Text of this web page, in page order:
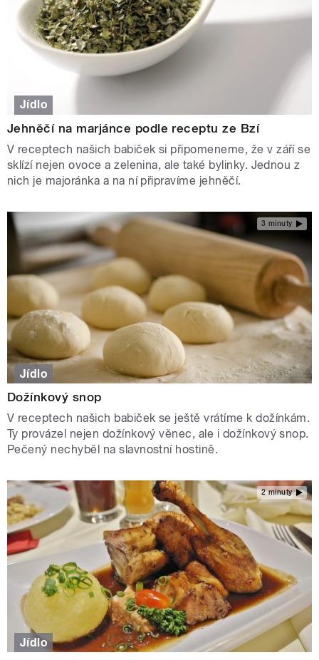
Jídlo
Jehněčí na marjánce podle receptu ze Bzí
V receptech našich babiček si připomeneme, že v září se
sklízí nejen ovoce a zelenina, ale také bylinky. Jednou z
nich je majoránka a na ní připravíme jehněčí.
3 minuty
Jídlo
Dožínkový snop
V receptech našich babiček se ještě vrátíme k dožínkám.
Ty provázel nejen dožínkový věnec, ale i dožínkový snop.
Pečený nechyběl na slavnostní hostině.
2 minuty
Jídlo